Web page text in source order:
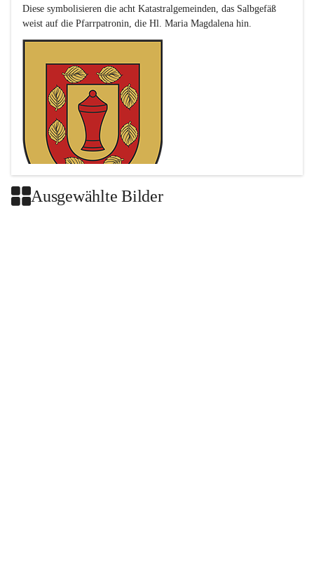
Diese symbolisieren die acht Katastralgemeinden, das Salbgefäß
Ausgewählte Bilder